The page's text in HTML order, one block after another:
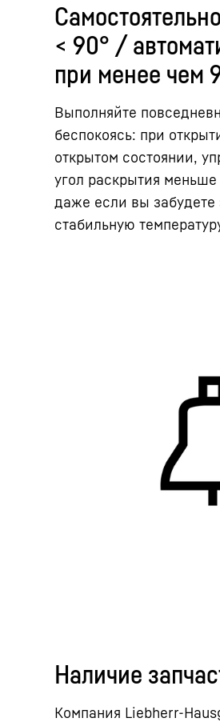
< 90° /
при менее чем
Выполняйте
беспокоясь: при
открытом состоянии,
угол раскрытия меньше
даже если вы забудете
стабильную
Наличие
Компания Liebherr-